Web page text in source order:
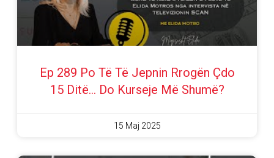
Ep 289 Po Të Të Jepnin Rrogën Çdo
15 Ditë… Do Kurseje Më Shumë?
15 Maj 2025